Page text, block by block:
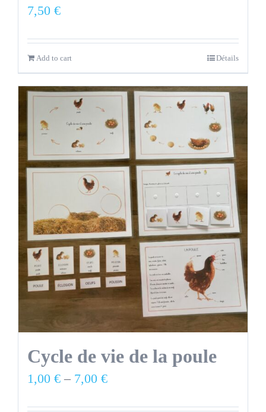
7,50 €
Add to cart Détails
Cycle de vie de la poule
1,00 € – 7,00 €